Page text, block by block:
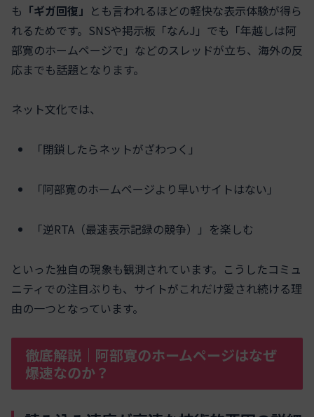
も 「ギガ回復」 とも言われるほどの軽快な表示体験が得ら
れるためです。SNSや掲示板「なんJ」でも「年越しは阿
部寛のホームページで」などのスレッドが立ち、海外の反
応までも話題となります。
ネット文化では、
「閉鎖したらネットがざわつく」
「阿部寛のホームページより早いサイトはない」
「逆RTA（最速表示記録の競争）」を楽しむ
といった独自の現象も観測されています。こうしたコミュ
ニティでの注目ぶりも、サイトがこれだけ愛され続ける理
由の一つとなっています。
徹底解説｜阿部寛のホームページはなぜ
爆速なのか？